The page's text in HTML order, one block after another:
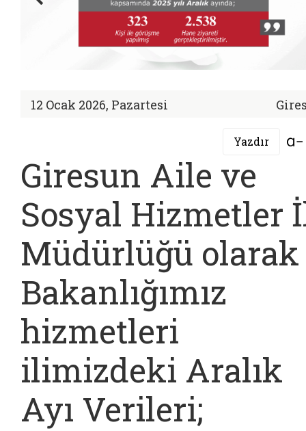
12 Ocak 2026, Pazartesi
Yazdır
Giresun Aile ve
Sosyal Hizmetler
Müdürlüğü olarak
Bakanlığımız
hizmetleri
ilimizdeki Aralık
Ayı Verileri;